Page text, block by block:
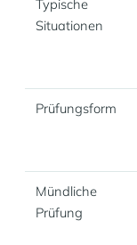
Typische
Situationen
Prüfungsform
Mündliche
Prüfung